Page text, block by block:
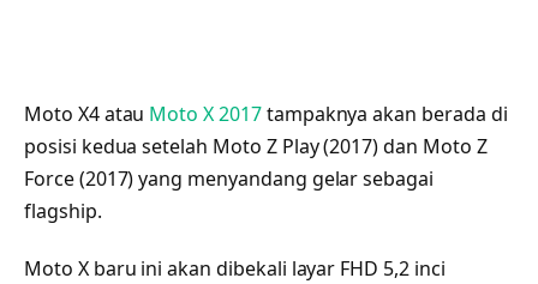
Moto X4 atau Moto X 2017tampaknya akan berada di
posisi kedua setelah Moto Z Play (2017) dan Moto Z
Force (2017) yang menyandang gelar sebagai
flagship.
Moto X baru ini akan dibekali layar FHD 5,2 inci